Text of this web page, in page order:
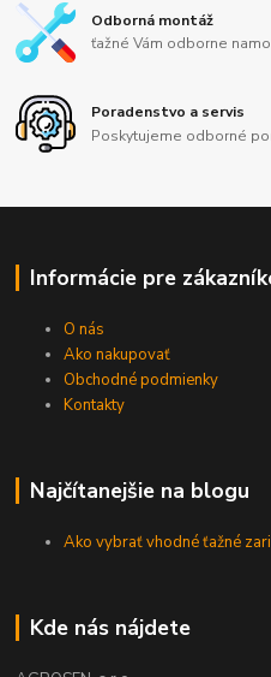
Odborná montáž
ťažné Vám odborne
Poradenstvo a servis
Poskytujeme odborné
Informácie pre
O nás
Ako nakupovať
Obchodné podmienky
Kontakty
Najčítanejšie na blogu
Ako vybrať vhodné ťažné
Kde nás nájdete